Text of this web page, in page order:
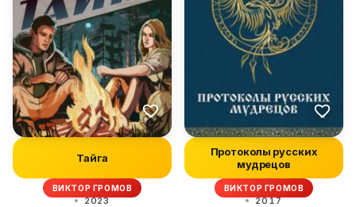
Тайга
ВИКТОР ГРОМОВ
2023
Протоколы русских
мудрецов
ВИКТОР ГРОМОВ
2017